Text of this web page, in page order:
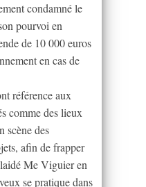
condamné le
pourvoi en
de 10 000 euros
en cas de
référence aux
comme des lieux
scène des
afin de frapper
Me Viguier en
se pratique dans